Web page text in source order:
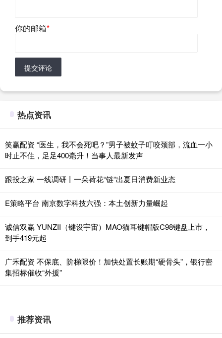
你的邮箱*
提交评论
热点资讯
笑赢配资 “医生，我不会死吧？”男子被蚊子叮咬颈部，流血一小
时止不住，足足400毫升！当事人最新发声
跟投之家 一线调研丨一朵荷花“链”出夏日消费新业态
E策略平台 南京数字科技六强：本土创新力量崛起
诚信双赢 YUNZII（键设宇宙）MAO猫耳键帽版C98键盘上市，
到手419元起
广禾配资 不保底、阶梯限价！加快处置长账期“硬骨头”，银行密
集招标催收“外援”
推荐资讯